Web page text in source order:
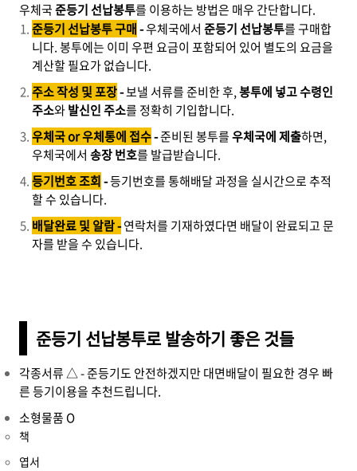
우체국준등기 선납봉투를 이용하는 방법은 매우 간단합니다.
준등기 선납봉투 구매-우체국에서 준등기 선납봉투를 구매합
니다. 봉투에는 이미 우편 요금이 포함되어 있어 별도의 요금을
계산할 필요가 없습니다.
주소 작성 및 포장-보낼 서류를 준비한 후,봉투에 넣고수령인
주소와발신인 주소를 정확히 기입합니다.
우체국 or 우체통에 접수-준비된 봉투를우체국에 제출하면,
우체국에서 송장 번호를 발급받습니다.
등기번호 조회-등기번호를 통해배달 과정을 실시간으로 추적
할 수 있습니다.
배달완료 및 알람 -연락처를 기재하였다면 배달이 완료되고 문
자를 받을 수 있습니다.
준등기 선납봉투로 발송하기 좋은 것들
각종서류 △ - 준등기도 안전하겠지만 대면배달이 필요한 경우 빠
른 등기이용을 추천드립니다.
소형물품 O
책
엽서